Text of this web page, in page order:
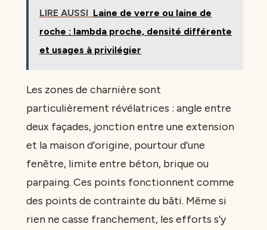
LIRE AUSSI Laine de verre ou laine de
roche : lambda proche, densité différente
et usages à privilégier
Les zones de charnière sont
particulièrement révélatrices : angle entre
deux façades, jonction entre une extension
et la maison d’origine, pourtour d’une
fenêtre, limite entre béton, brique ou
parpaing. Ces points fonctionnent comme
des points de contrainte du bâti. Même si
rien ne casse franchement, les efforts s’y